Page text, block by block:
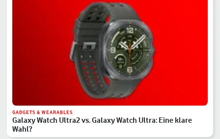
GADGETS & WEARABLES
Galaxy Watch Ultra2 vs. Galaxy Watch Ultra: Eine klare
Wahl?